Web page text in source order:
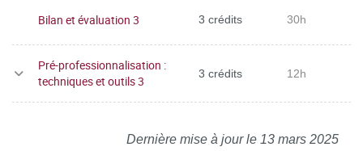
Bilan et évaluation 3 3 crédits 30h
Pré-professionnalisation :
techniques et outils 3
3 crédits 12h
Dernière mise à jour le 13 mars 2025